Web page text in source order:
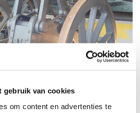
gebruik van cookies
om content en advertenties te